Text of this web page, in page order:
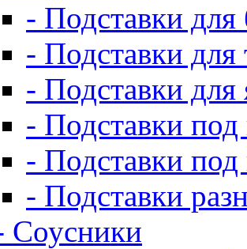
- Подставки
- Подставки для
- Подставки для
- Подставки
- Подставки под
- Подставки
Соусники